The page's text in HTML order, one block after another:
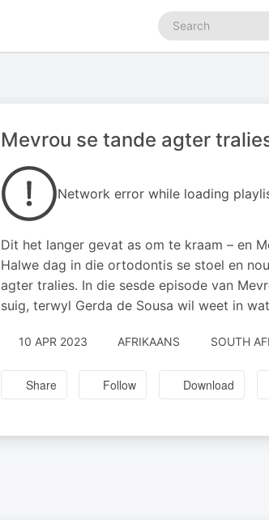
Search
podcasts
Mevrou se tande agter
Network error while loading
Dit het langer gevat as om te kraam – en
Halwe dag in die ortodontis se stoel en
agter tralies. In die sesde episode van
suig, terwyl Gerda de Sousa wil weet in
10 APR 2023 AFRIKAANS SOUTH
Share Follow Download